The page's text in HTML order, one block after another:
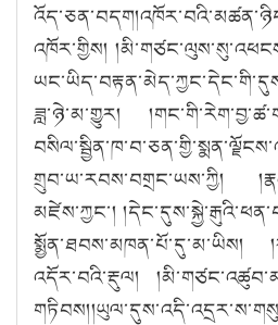
འཁོར་གྱིས།
ཟླ་ཉེ་མ་གྱུར།
གྲུབ་ཡ་རབས་བགྲང་ཡས་ཀྱི།
མཛེས་ཀྱང་།
སྨྱོན་ཐབས་མཁན་པོ་དུ་མ་ཡིས།
འདོར་བའི་རྡུལ།